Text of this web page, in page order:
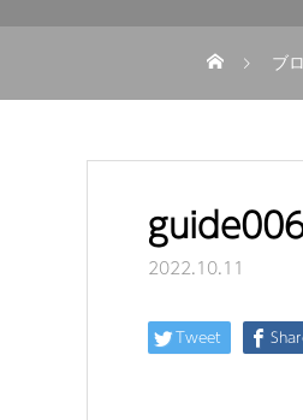
ブ
2022.10.11
Tweet